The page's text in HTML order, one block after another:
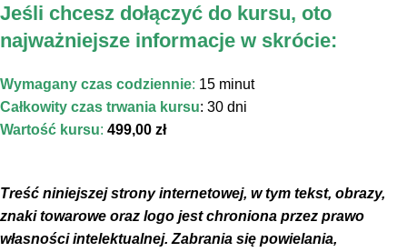
Jeśli chcesz dołączyć do kursu, oto
najważniejsze informacje w skrócie:
Wymagany czas codziennie: 15 minut
Całkowity czas trwania kursu: 30 dni
Wartość kursu: 499,00 zł
Treść niniejszej strony internetowej, w tym tekst, obrazy,
znaki towarowe oraz logo jest chroniona przez prawo
własności intelektualnej. Zabrania się powielania,